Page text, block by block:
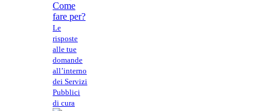
Come
fare per?
Le
risposte
alle tue
domande
all’interno
dei Servizi
Pubblici
di cura